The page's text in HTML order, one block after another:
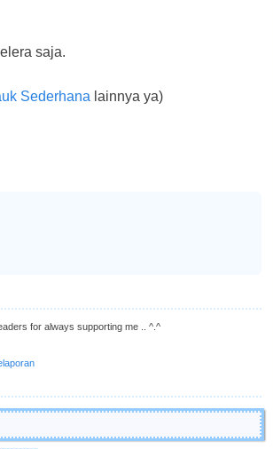
saja.
Sederhana lainnya ya)
for always supporting me .. ^.^